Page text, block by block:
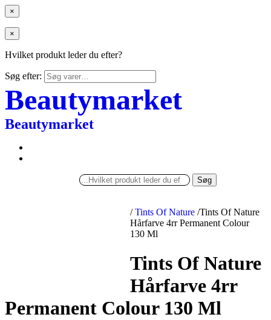
×
×
Hvilket produkt leder du efter?
Søg efter:
Beautymarket
Beautymarket
Søg
/ Tints Of Nature /Tints Of Nature
Hårfarve 4rr Permanent Colour
130 Ml
Tints Of Nature
Hårfarve 4rr
Permanent Colour 130 Ml